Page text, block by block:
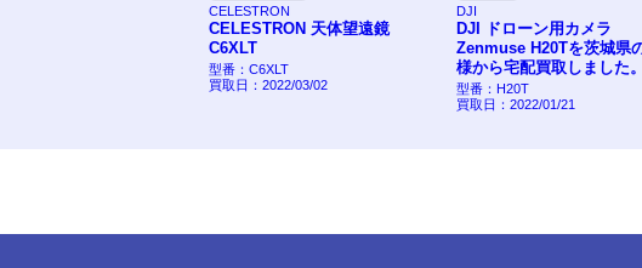
CELESTRON
CELESTRON 天体望遠鏡
C6XLT
型番：C6XLT
買取日：2022/03/02
DJI ドローン用カメラ
Zenmuse H20Tを茨城県のお客
様から宅配買取しました。
型番：H20T
買取日：2022/01/21